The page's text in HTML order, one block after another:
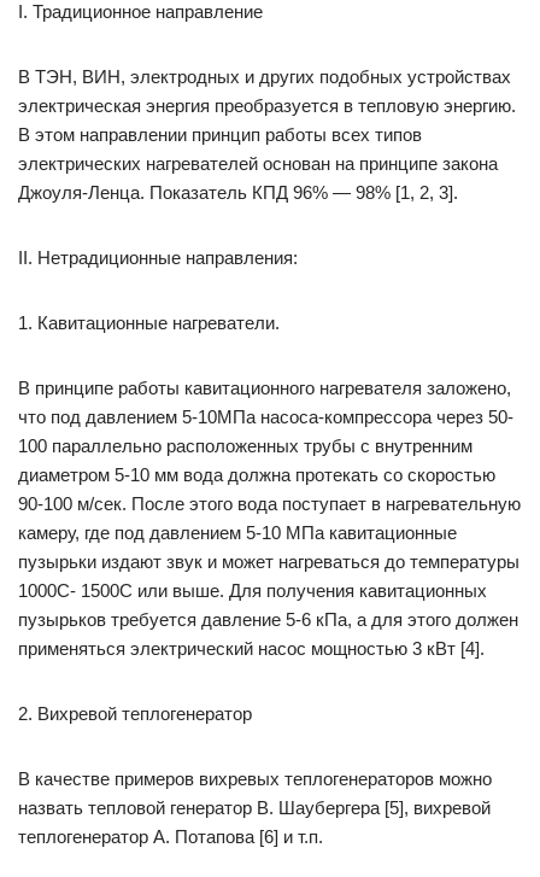
I. Традиционное направление
В ТЭН, ВИН, электродных и других подобных устройствах
электрическая энергия преобразуется в тепловую энергию.
В этом направлении принцип работы всех типов
электрических нагревателей основан на принципе закона
Джоуля-Ленца. Показатель КПД 96% — 98% [1, 2, 3].
II. Нетрадиционные направления:
1. Кавитационные нагреватели.
В принципе работы кавитационного нагревателя заложено,
что под давлением 5-10МПа насоса-компрессора через 50-
100 параллельно расположенных трубы с внутренним
диаметром 5-10 мм вода должна протекать со скоростью
90-100 м/сек. После этого вода поступает в нагревательную
камеру, где под давлением 5-10 МПа кавитационные
пузырьки издают звук и может нагреваться до температуры
1000С- 1500С или выше. Для получения кавитационных
пузырьков требуется давление 5-6 кПа, а для этого должен
применяться электрический насос мощностью 3 кВт [4].
2. Вихревой теплогенератор
В качестве примеров вихревых теплогенераторов можно
назвать тепловой генератор В. Шаубергера [5], вихревой
теплогенератор А. Потапова [6] и т.п.